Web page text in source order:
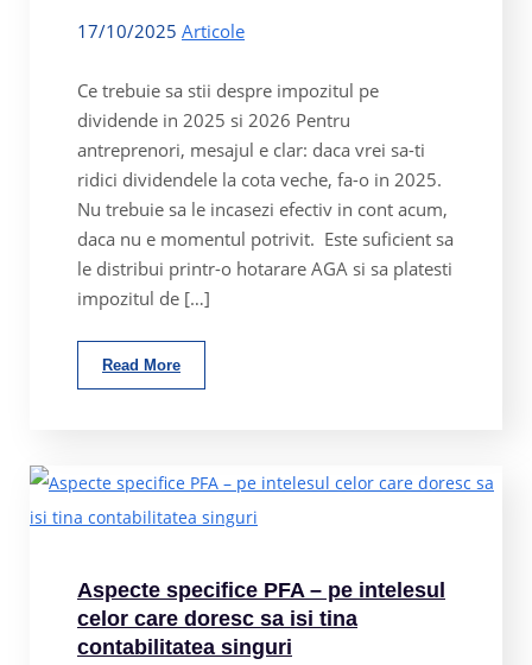
17/10/2025 Articole
Ce trebuie sa stii despre impozitul pe
dividende in 2025 si 2026 Pentru
antreprenori, mesajul e clar: daca vrei sa-ti
ridici dividendele la cota veche, fa-o in 2025.
Nu trebuie sa le incasezi efectiv in cont acum,
daca nu e momentul potrivit. Este suficient sa
le distribui printr-o hotarare AGA si sa platesti
impozitul de […]
Read More
Aspecte specifice PFA – pe intelesul
celor care doresc sa isi tina
contabilitatea singuri